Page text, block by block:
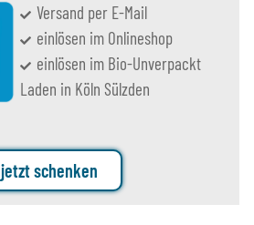
Versand per E-Mail
einlösen im Onlineshop
einlösen im Bio-Unverpackt
Laden in Köln Sülzden
jetzt schenken